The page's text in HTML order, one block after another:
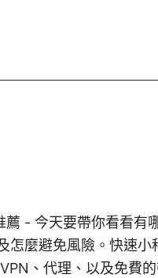
- 今天要帶你看看有
怎麼避免風險。快速小
、代理、以及免費的